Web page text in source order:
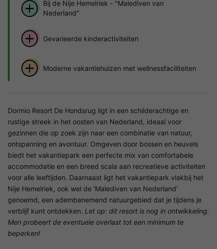
Bij de Nije Hemelriek - "Malediven van
Nederland"
Gevarieerde kinderactiviteiten
Moderne vakantiehuizen met wellnessfaciliteiten
Dormio Resort De Hondsrug ligt in een schilderachtige en
rustige streek in het oosten van Nederland, ideaal voor
gezinnen die op zoek zijn naar een combinatie van natuur,
ontspanning en avontuur. Omgeven door bossen en heuvels
biedt het vakantiepark een perfecte mix van comfortabele
accommodatie en een breed scala aan recreatieve activiteiten
voor alle leeftijden. Daarnaast ligt het vakantiepark vlakbij het
Nije Hemelriek, ook wel de 'Malediven van Nederland'
genoemd, een adembenemend natuurgebied dat je tijdens je
verblijf kunt ontdekken. Let op: dit resort is nog in ontwikkeling.
Men probeert de eventuele overlast tot een minimum te
beperken!